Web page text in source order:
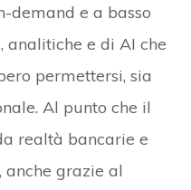
demand e a basso
analitiche e di AI che
permettersi, sia
Al punto che il
realtà bancarie e
grazie al